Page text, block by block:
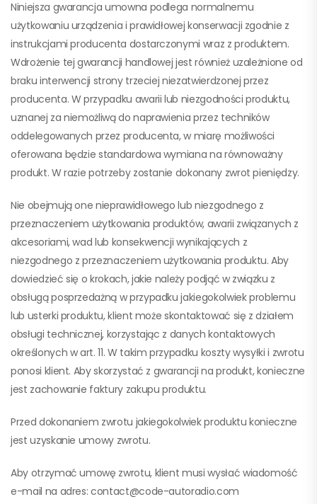
Niniejsza gwarancja umowna podlega normalnemu
użytkowaniu urządzenia i prawidłowej konserwacji zgodnie z
instrukcjami producenta dostarczonymi wraz z produktem.
Wdrożenie tej gwarancji handlowej jest również uzależnione od
braku interwencji strony trzeciej niezatwierdzonej przez
producenta. W przypadku awarii lub niezgodności produktu,
uznanej za niemożliwą do naprawienia przez techników
oddelegowanych przez producenta, w miarę możliwości
oferowana będzie standardowa wymiana na równoważny
produkt. W razie potrzeby zostanie dokonany zwrot pieniędzy.
Nie obejmują one nieprawidłowego lub niezgodnego z
przeznaczeniem użytkowania produktów, awarii związanych z
akcesoriami, wad lub konsekwencji wynikających z
niezgodnego z przeznaczeniem użytkowania produktu. Aby
dowiedzieć się o krokach, jakie należy podjąć w związku z
obsługą posprzedażną w przypadku jakiegokolwiek problemu
lub usterki produktu, klient może skontaktować się z działem
obsługi technicznej, korzystając z danych kontaktowych
określonych w art. 11. W takim przypadku koszty wysyłki i zwrotu
ponosi klient. Aby skorzystać z gwarancji na produkt, konieczne
jest zachowanie faktury zakupu produktu.
Przed dokonaniem zwrotu jakiegokolwiek produktu konieczne
jest uzyskanie umowy zwrotu.
Aby otrzymać umowę zwrotu, klient musi wysłać wiadomość
e-mail na adres: contact@code-autoradio.com